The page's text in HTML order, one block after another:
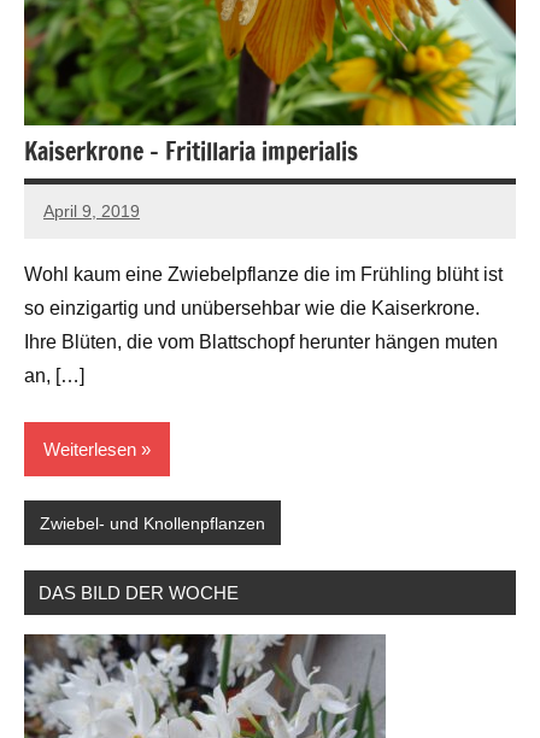
Kaiserkrone – Fritillaria imperialis
April 9, 2019
Andreas
Wohl kaum eine Zwiebelpflanze die im Frühling blüht ist
so einzigartig und unübersehbar wie die Kaiserkrone.
Ihre Blüten, die vom Blattschopf herunter hängen muten
an, […]
Weiterlesen
Zwiebel- und Knollenpflanzen
DAS BILD DER WOCHE